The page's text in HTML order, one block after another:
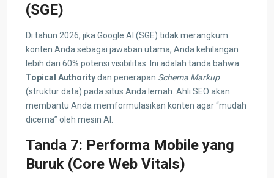
(SGE)
Di tahun 2026, jika Google AI (SGE) tidak merangkum
konten Anda sebagai jawaban utama, Anda kehilangan
lebih dari 60% potensi visibilitas. Ini adalah tanda bahwa
Topical Authoritydan penerapan Schema Markup
(struktur data) pada situs Anda lemah. Ahli SEO akan
membantu Anda memformulasikan konten agar “mudah
dicerna” oleh mesin AI.
Tanda 7: Performa Mobile yang
Buruk (Core Web Vitals)